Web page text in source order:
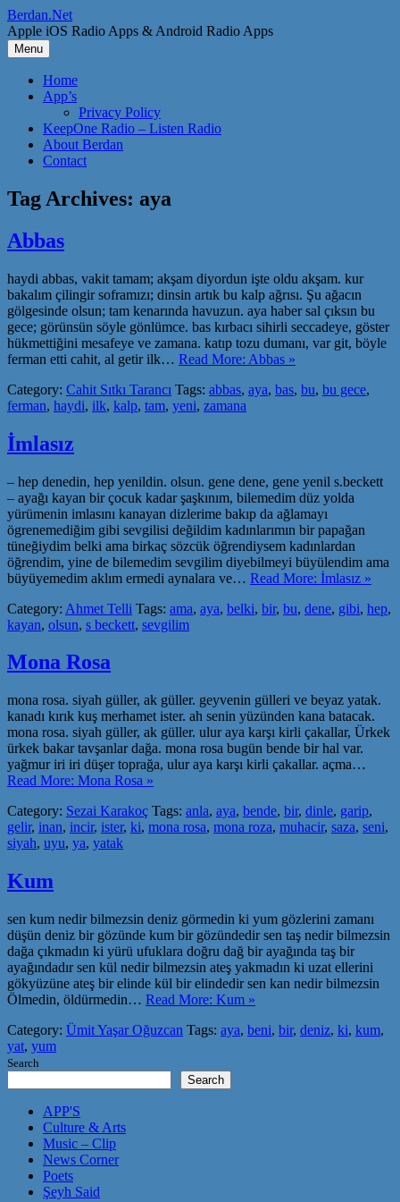
Skip
to
content
Berdan.Net
Apple iOS Radio Apps & Android Radio Apps
Menu
Home
App’s
Privacy Policy
KeepOne Radio – Listen Radio
About Berdan
Contact
Tag Archives: aya
Abbas
haydi abbas, vakit tamam; akşam diyordun işte oldu akşam. kur
bakalım çilingir soframızı; dinsin artık bu kalp ağrısı. Şu ağacın
gölgesinde olsun; tam kenarında havuzun. aya haber sal çıksın bu
gece; görünsün söyle gönlümce. bas kırbacı sihirli seccadeye, göster
hükmettiğini mesafeye ve zamana. katıp tozu dumanı, var git, böyle
ferman etti cahit, al getir ilk… Read More: Abbas »
Category: Cahit Sıtkı Tarancı Tags: abbas, aya, bas, bu, bu gece,
ferman, haydi, ilk, kalp, tam, yeni, zamana
İmlasız
– hep denedin, hep yenildin. olsun. gene dene, gene yenil s.beckett
– ayağı kayan bir çocuk kadar şaşkınım, bilemedim düz yolda
yürümenin imlasını kanayan dizlerime bakıp da ağlamayı
ögrenemediğim gibi sevgilisi değildim kadınlarımın bir papağan
tüneğiydim belki ama birkaç sözcük öğrendiysem kadınlardan
öğrendim, yine de bilemedim sevgilim diyebilmeyi büyülendim ama
büyüyemedim aklım ermedi aynalara ve… Read More: İmlasız »
Category: Ahmet Telli Tags: ama, aya, belki, bir, bu, dene, gibi, hep,
kayan, olsun, s beckett, sevgilim
Mona Rosa
mona rosa. siyah güller, ak güller. geyvenin gülleri ve beyaz yatak.
kanadı kırık kuş merhamet ister. ah senin yüzünden kana batacak.
mona rosa. siyah güller, ak güller. ulur aya karşı kirli çakallar, Ürkek
ürkek bakar tavşanlar dağa. mona rosa bugün bende bir hal var.
yağmur iri iri düşer toprağa, ulur aya karşı kirli çakallar. açma…
Read More: Mona Rosa »
Category: Sezai Karakoç Tags: anla, aya, bende, bir, dinle, garip,
gelir, inan, incir, ister, ki, mona rosa, mona roza, muhacir, saza, seni,
siyah, uyu, ya, yatak
Kum
sen kum nedir bilmezsin deniz görmedin ki yum gözlerini zamanı
düşün deniz bir gözünde kum bir gözündedir sen taş nedir bilmezsin
dağa çıkmadın ki yürü ufuklara doğru dağ bir ayağında taş bir
ayağındadır sen kül nedir bilmezsin ateş yakmadın ki uzat ellerini
gökyüzüne ateş bir elinde kül bir elindedir sen kan nedir bilmezsin
Ölmedin, öldürmedin… Read More: Kum »
Category: Ümit Yaşar Oğuzcan Tags: aya, beni, bir, deniz, ki, kum,
yat, yum
Search
Search
APP'S
Culture & Arts
Music – Clip
News Corner
Poets
Şeyh Said